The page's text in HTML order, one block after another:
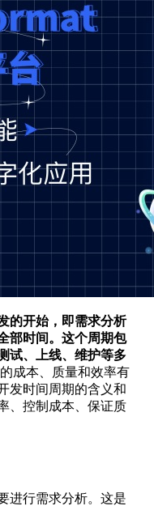
的开始，即需求分析
部时间。这个周期包
试、上线、维护等多
成本、质量和效率有
发时间周期的含义和
、控制成本、保证质
进行需求分析。这是